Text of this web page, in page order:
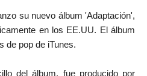
su nuevo álbum 'Adaptación',
en los EE.UU. El álbum
de pop de iTunes.
del álbum, fue producido por